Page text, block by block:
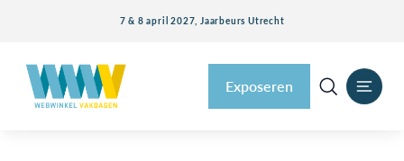
7 & 8 april 2027, Jaarbeurs Utrecht
Exposeren